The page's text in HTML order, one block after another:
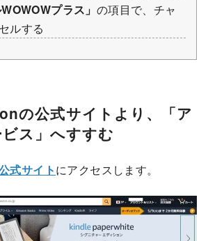
プラス」 の項目で、チャ
ルする
の公式サイトより、「ア
ス」へすすむ
式サイトにアクセスします。